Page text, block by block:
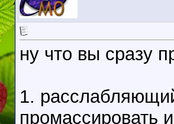
ну что вы сразу
1.
промассировать